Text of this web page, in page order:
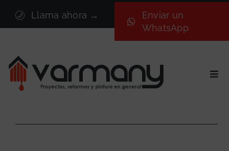
contenido
Llama ahora →
Enviar un
WhatsApp
Sectores